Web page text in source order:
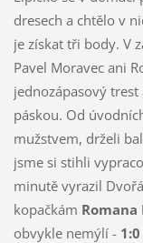
dresech a chtělo v
je získat tři body. V
Pavel Moravec ani
jednozápasový
páskou. Od
mužstvem, drželi
jsme si stihli
minutě vyrazil
kopačkám Romana
obvykle nemýlí - 1:0